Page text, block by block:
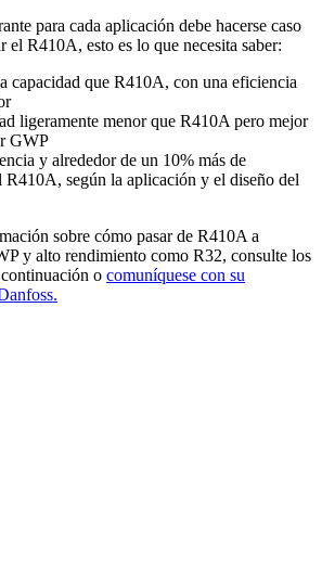
para cada aplicación debe hacerse caso
el R410A, esto es lo que necesita saber:
capacidad que R410A, con una eficiencia
ligeramente menor que R410A pero mejor
GWP
y alrededor de un 10% más de
R410A, según la aplicación y el diseño del
sobre cómo pasar de R410A a
y alto rendimiento como R32, consulte los
o comuníquese con su